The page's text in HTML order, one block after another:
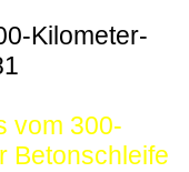
Kilometer-
vom 300-
Betonschleife